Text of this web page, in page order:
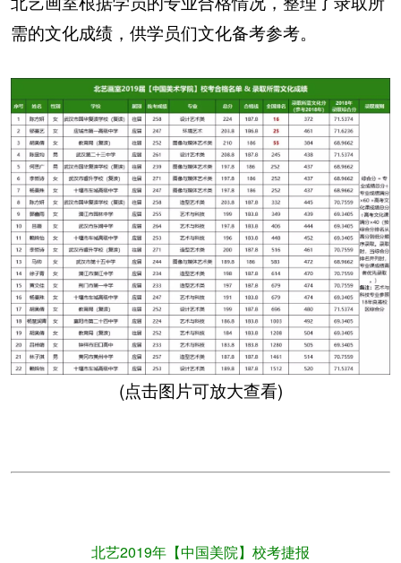
需的文化成绩，供学员们文化备考参考。
(点击图片可放大查看)
北艺2019年【中国美院】校考捷报